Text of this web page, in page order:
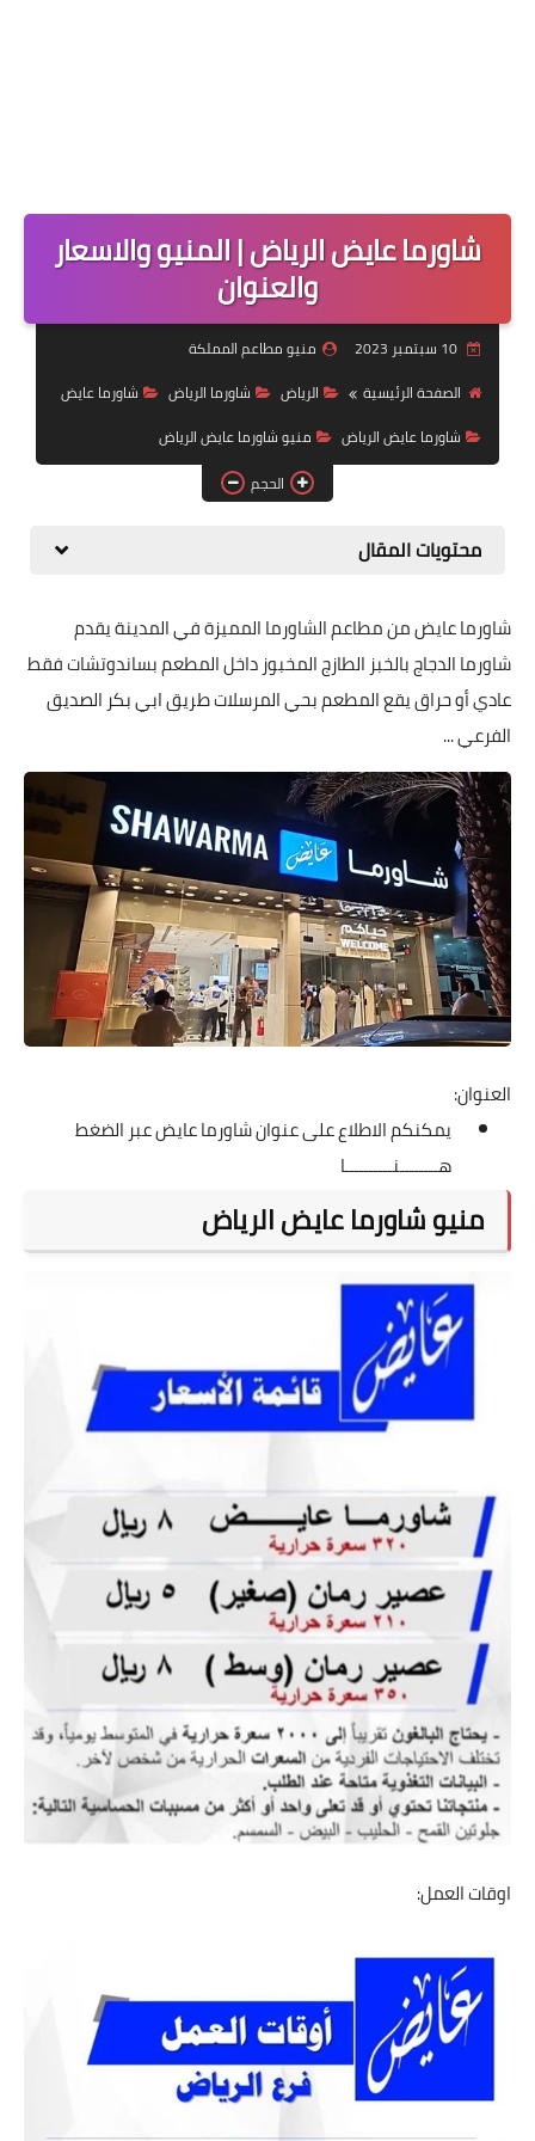
شاورما عايض الرياض | المنيو والاسعار
والعنوان
10 سبتمبر 2023
منيو مطاعم المملكة
الصفحة الرئيسية
الرياض شاورما الرياض
شاورما عايض
شاورما عايض الرياض
منيو شاورما عايض الرياض
الحجم
محتويات المقال
شاورما عايض من مطاعم الشاورما المميزة في المدينة يقدم
شاورما الدجاج بالخبز الطازج المخبوز داخل المطعم بساندوتشات فقط
عادي أو حراق يقع المطعم بحي المرسلات طريق ابي بكر الصديق
الفرعي ...
العنوان:
يمكنكم الاطلاع على عنوان شاورما عايض عبر الضغط
هــــــــنــــــــــا
منيو شاورما عايض الرياض
اوقات العمل: